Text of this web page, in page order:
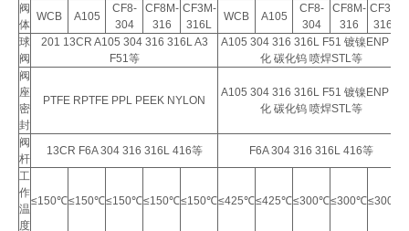
阀
体
WCB A105
CF8-
304
CF8M-
316
CF3M-
316L
WCB A105
CF8-
304
CF8M-
316
CF3M-
316L
球
阀
201 13CR A105 304 316 316L A3
F51等
A105 304 316 316L F51 镀镍ENP 氮
化 碳化钨 喷焊STL等
阀
座
密
封
PTFE RPTFE PPL PEEK NYLON
A105 304 316 316L F51 镀镍ENP 氮
化 碳化钨 喷焊STL等
阀
杆
13CR F6A 304 316 316L 416等
F6A 304 316 316L 416等
工
作
温
度
≤150℃≤150℃≤150℃≤150℃≤150℃≤425℃≤425℃≤300℃≤300℃≤300℃